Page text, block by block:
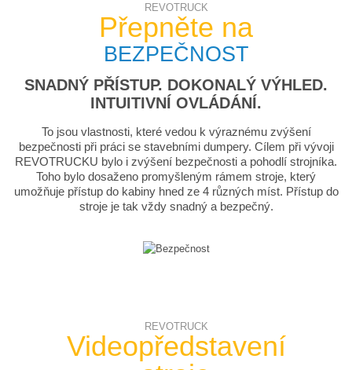
REVOTRUCK
Přepněte na
BEZPEČNOST
SNADNÝ PŘÍSTUP. DOKONALÝ VÝHLED.
INTUITIVNÍ OVLÁDÁNÍ.
To jsou vlastnosti, které vedou k výraznému zvýšení
bezpečnosti při práci se stavebními dumpery. Cílem při vývoji
REVOTRUCKU bylo i zvýšení bezpečnosti a pohodlí strojníka.
Toho bylo dosaženo promyšleným rámem stroje, který
umožňuje přístup do kabiny hned ze 4 různých míst. Přístup do
stroje je tak vždy snadný a bezpečný.
REVOTRUCK
Videopředstavení